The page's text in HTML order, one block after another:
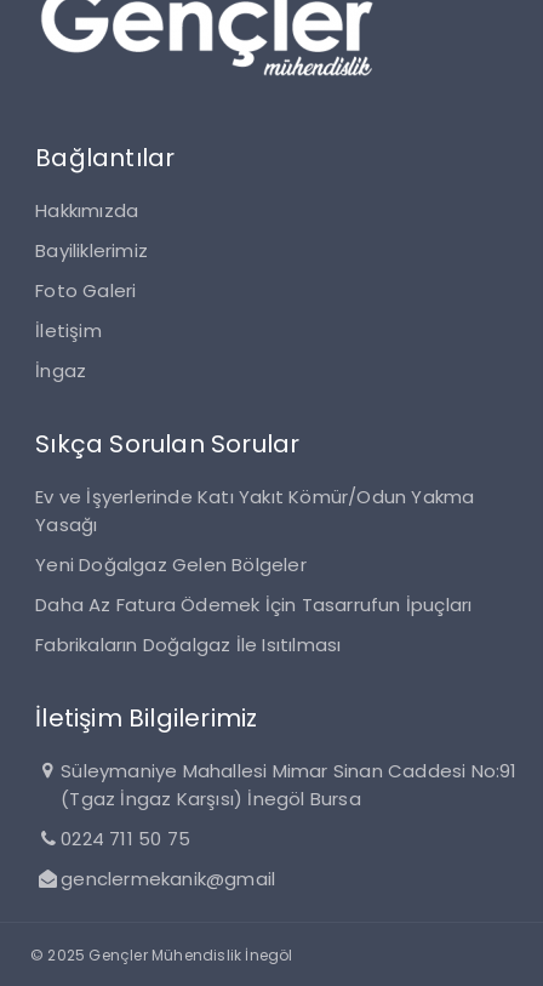
Bağlantılar
Hakkımızda
Bayiliklerimiz
Foto Galeri
İletişim
İngaz
Sıkça Sorulan Sorular
Ev ve İşyerlerinde Katı Yakıt Kömür/Odun Yakma
Yasağı
Yeni Doğalgaz Gelen Bölgeler
Daha Az Fatura Ödemek İçin Tasarrufun İpuçları
Fabrikaların Doğalgaz İle Isıtılması
İletişim Bilgilerimiz
Süleymaniye Mahallesi Mimar Sinan Caddesi No:91
(Tgaz İngaz Karşısı) İnegöl Bursa
0224 711 50 75
genclermekanik@gmail
© 2025 Gençler Mühendislik İnegöl